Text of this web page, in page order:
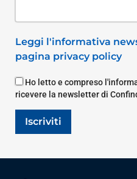
Leggi l'informativa
pagina privacy policy
Ho letto e compreso
ricevere la newsletter di
Iscriviti